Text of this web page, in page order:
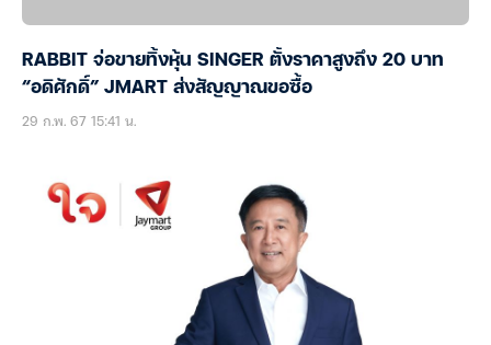
RABBIT จ่อขายทิ้งหุ้น SINGER ตั้งราคาสูงถึง 20 บาท
“อดิศักดิ์” JMART ส่งสัญญาณขอซื้อ
29 ก.พ. 67 15:41 น.